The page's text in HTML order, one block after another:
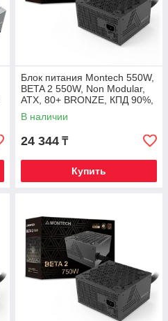
Блок питания Montech 550W,
BETA 2 550W, Non Modular,
ATX, 80+ BRONZE, КПД 90%,
Fan 120mm, Черный
В наличии
24 344 ₸
Купить